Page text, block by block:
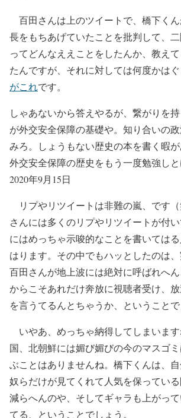
百田さんは上のツイートで、橋下く
長をもちあげていたことを批判して、
ってどんなええことをしたんか、教え
たんですが、それに対しては何度かは
がこれです。
しゃあないから答えやるが、繋がりを
が外交安全保障の基礎や。知り合いの
みろ。しょうもない歴史の本を書く暇
外交安全保障の歴史をもう一度勉強しと
2020年9月15日
リプやリツイートは非難の嵐、です
さんには多くのリプやリツイートが付
にはめっちゃ示唆的なことを書いては
はります。その中でもハッとしたのは、
百田さんが地上波には絶対に呼ばれへ
からこそあれだけ奔放に視聴者受け、
を言うてるんとちゃうか、ということで
いやあ、めっちゃ納得してしまいま
国、北朝鮮には媚び媚びの今のマスゴ
ぶことはありませんね。橋下くんは、
奴らだけが見てくれて人気を保ってい
減らへんのや、そしてギャラも上がっ
てる、ということでしょう。